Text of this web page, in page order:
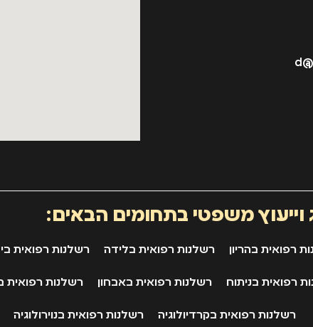
וייעוץ משפטי בתחומים הבאים:
רפואית בהריון רשלנות רפואית בלידה רשלנות רפואית
רפואית בניתוח רשלנות רפואית באבחון רשלנות רפואית
רשלנות רפואית בקרדיולוגיה רשלנות רפואית בנוירולוגיה